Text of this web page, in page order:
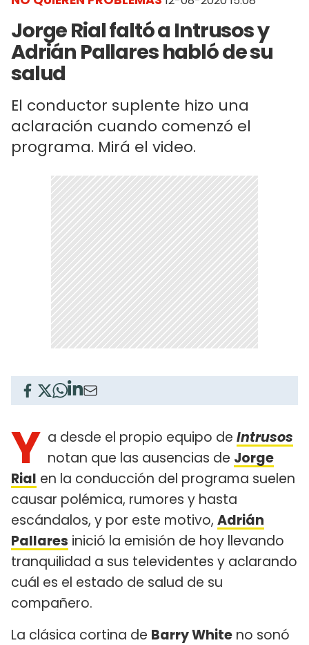
Jorge Rial faltó a Intrusos y
Adrián Pallares habló de su
salud
El conductor suplente hizo una
aclaración cuando comenzó el
programa. Mirá el video.
Y a desde el propio equipo de Intrusos
notan que las ausencias de Jorge
Rial en la conducción del programa suelen
causar polémica, rumores y hasta
escándalos, y por este motivo, Adrián
Pallares inició la emisión de hoy llevando
tranquilidad a sus televidentes y aclarando
cuál es el estado de salud de su
compañero.
La clásica cortina de Barry White no sonó